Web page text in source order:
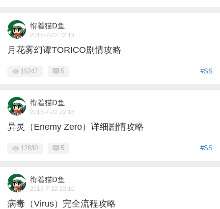
衔着猫D鱼
2015-7-22 22:19
月花雾幻谭TORICO剧情攻略
#SS
15247 5
衔着猫D鱼
2015-7-22 22:16
异灵（Enemy Zero）详细剧情攻略
#SS
12830 5
衔着猫D鱼
2015-7-22 22:10
病毒（Virus）完全流程攻略